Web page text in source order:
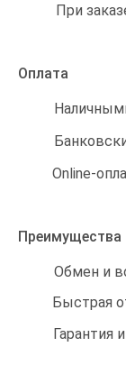
При
Оплата
Online-
Преимущества
Обмен и
Быстрая
Гарантия